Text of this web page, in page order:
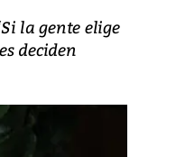
la gente elige
deciden